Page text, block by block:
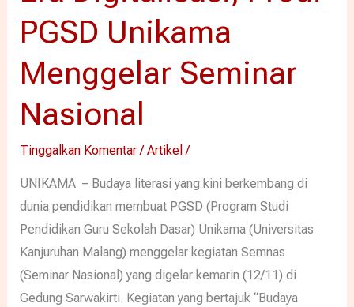
PGSD Unikama
Menggelar Seminar
Nasional
Tinggalkan Komentar /Artikel /
UNIKAMA – Budaya literasi yang kini berkembang di
dunia pendidikan membuat PGSD (Program Studi
Pendidikan Guru Sekolah Dasar) Unikama (Universitas
Kanjuruhan Malang) menggelar kegiatan Semnas
(Seminar Nasional) yang digelar kemarin (12/11) di
Gedung Sarwakirti. Kegiatan yang bertajuk “Budaya